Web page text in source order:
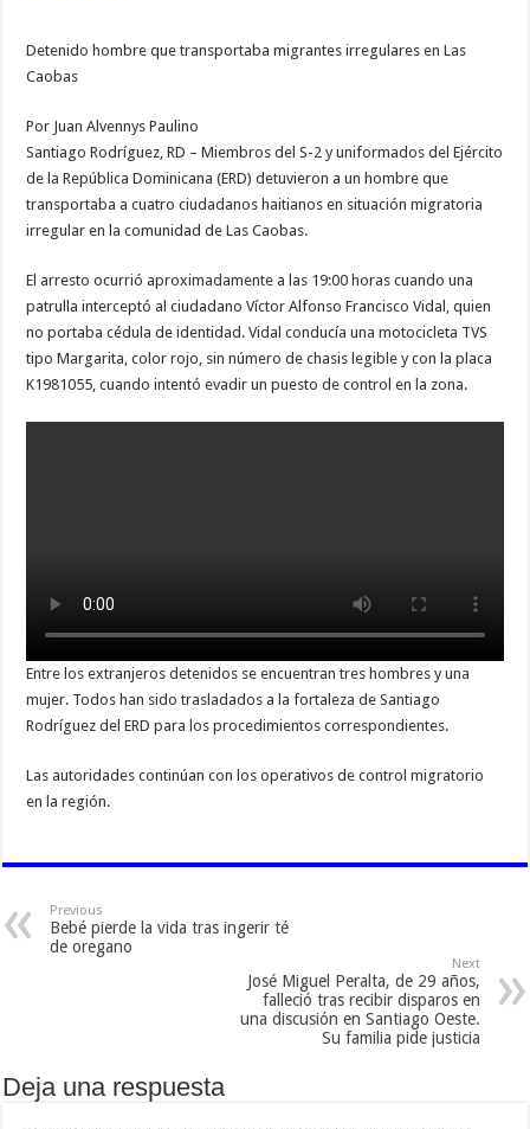
Detenido hombre que transportaba migrantes irregulares en Las
Caobas
Por Juan Alvennys Paulino
Santiago Rodríguez, RD – Miembros del S-2 y uniformados del Ejército
de la República Dominicana (ERD) detuvieron a un hombre que
transportaba a cuatro ciudadanos haitianos en situación migratoria
irregular en la comunidad de Las Caobas.
El arresto ocurrió aproximadamente a las 19:00 horas cuando una
patrulla interceptó al ciudadano Víctor Alfonso Francisco Vidal, quien
no portaba cédula de identidad. Vidal conducía una motocicleta TVS
tipo Margarita, color rojo, sin número de chasis legible y con la placa
K1981055, cuando intentó evadir un puesto de control en la zona.
Entre los extranjeros detenidos se encuentran tres hombres y una
mujer. Todos han sido trasladados a la fortaleza de Santiago
Rodríguez del ERD para los procedimientos correspondientes.
Las autoridades continúan con los operativos de control migratorio
en la región.
Previous
Bebé pierde la vida tras ingerir té
de oregano
Next
José Miguel Peralta, de 29 años,
falleció tras recibir disparos en
una discusión en Santiago Oeste.
Su familia pide justicia
Deja una respuesta